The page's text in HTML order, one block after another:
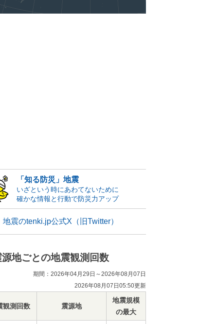
「知る防災」地震
いざという時にあわてないために
確かな情報と行動で防災力アップ
地震のtenki.jp公式X（旧Twitter）
源地ごとの地震観測回数
期間：2026年04月29日～2026年08月07日
2026年08月07日05:50更新
観測回数 震源地
地震規模
の最大